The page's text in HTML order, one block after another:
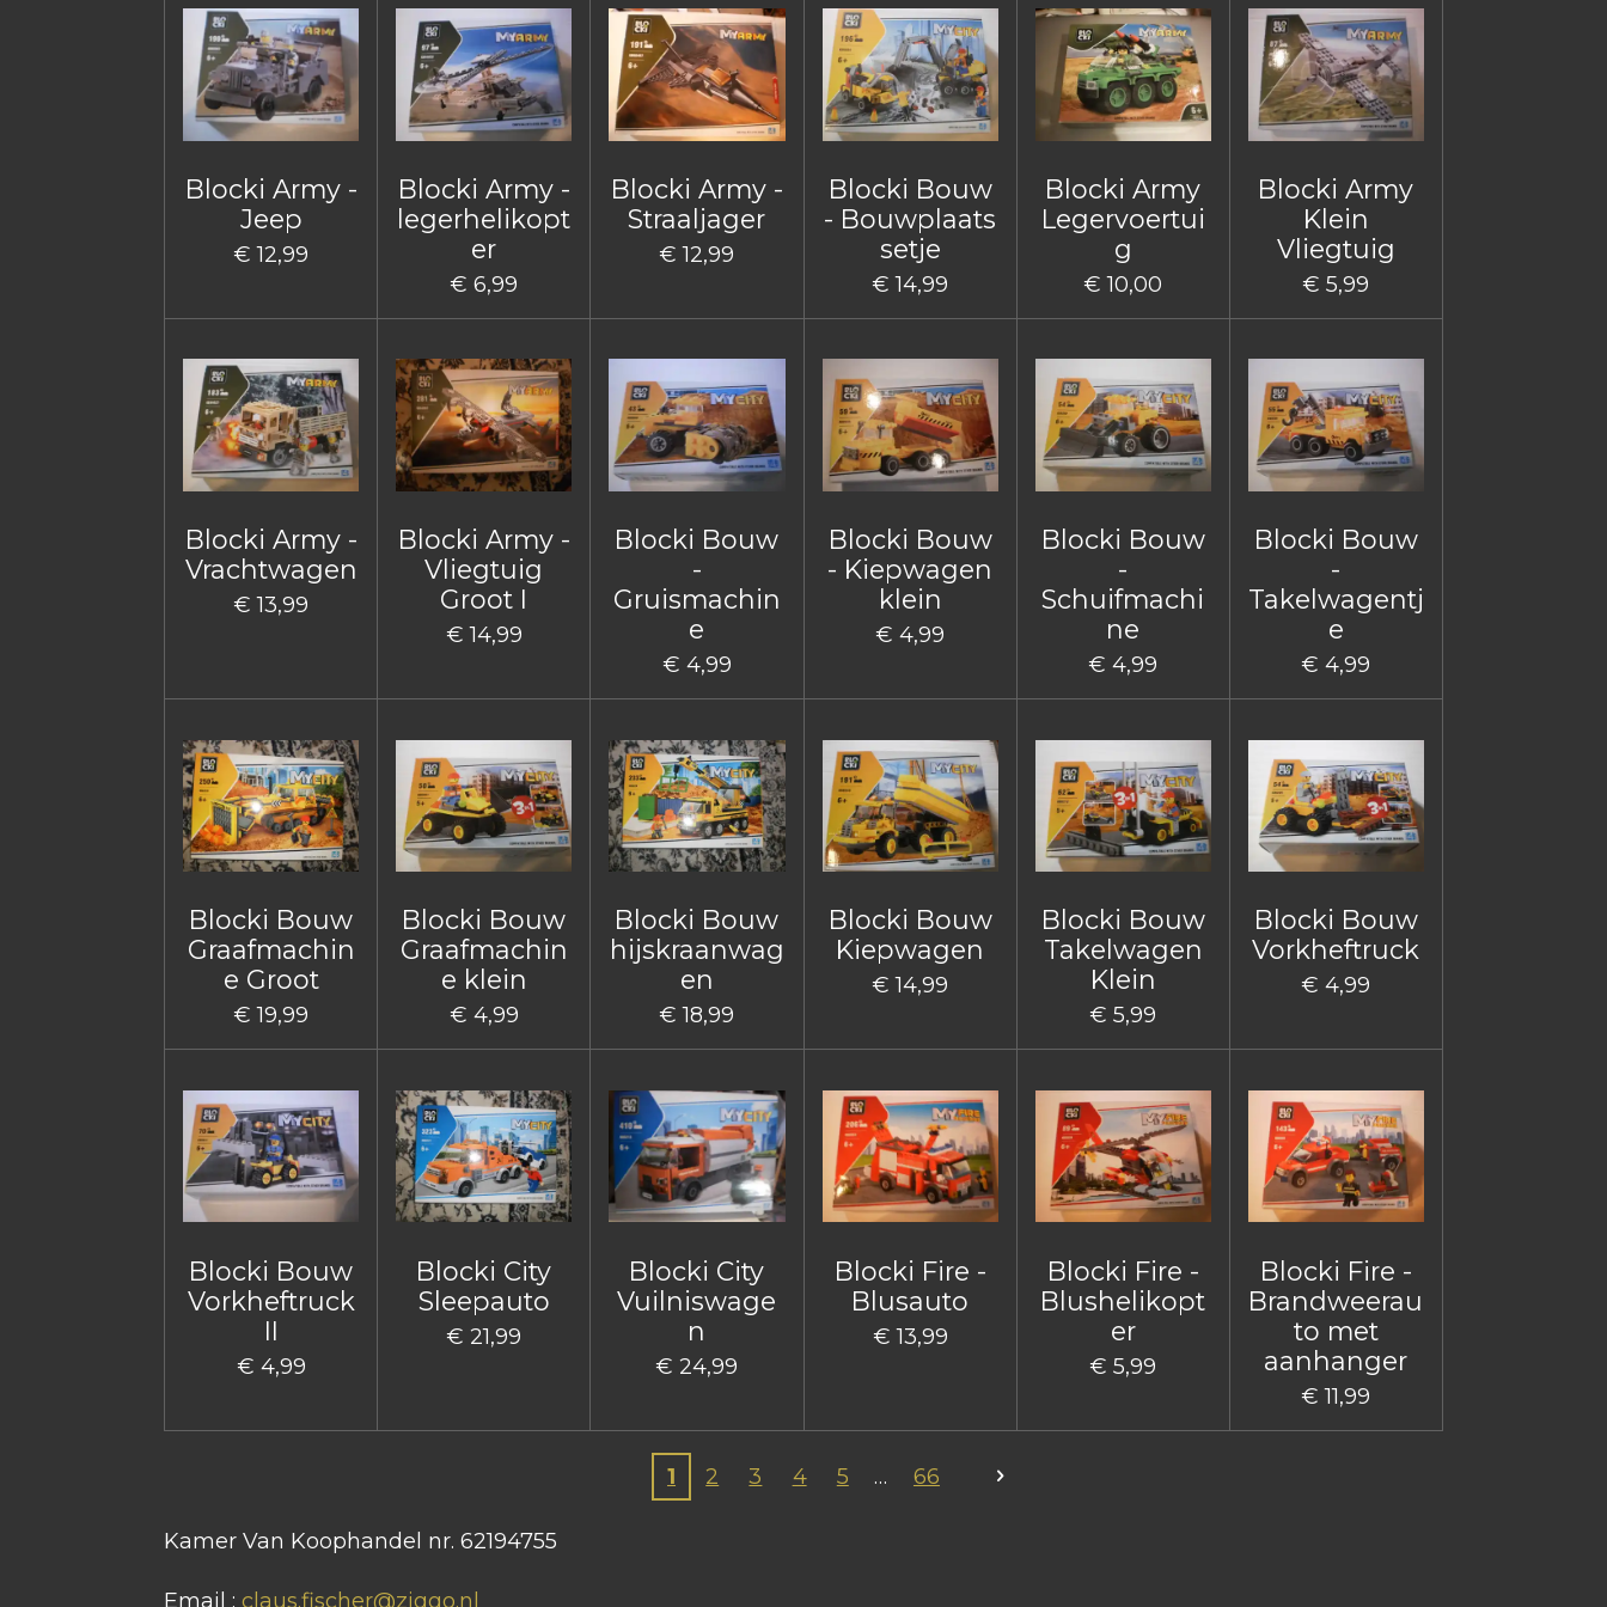
Blocki Army -
Jeep
€ 12,99
Blocki Army -
legerhelikopt
er
€ 6,99
Blocki Army -
Straaljager
€ 12,99
Blocki Bouw
- Bouwplaats
setje
€ 14,99
Blocki Army
Legervoertui
g
€ 10,00
Blocki Army
Klein
Vliegtuig
€ 5,99
Blocki Army -
Vrachtwagen
€ 13,99
Blocki Army -
Vliegtuig
Groot I
€ 14,99
Blocki Bouw
-
Gruismachin
e
€ 4,99
Blocki Bouw
- Kiepwagen
klein
€ 4,99
Blocki Bouw
-
Schuifmachi
ne
€ 4,99
Blocki Bouw
-
Takelwagentj
e
€ 4,99
Blocki Bouw
Graafmachin
e Groot
€ 19,99
Blocki Bouw
Graafmachin
e klein
€ 4,99
Blocki Bouw
hijskraanwag
en
€ 18,99
Blocki Bouw
Kiepwagen
€ 14,99
Blocki Bouw
Takelwagen
Klein
€ 5,99
Blocki Bouw
Vorkheftruck
€ 4,99
Blocki Bouw
Vorkheftruck
II
€ 4,99
Blocki City
Sleepauto
€ 21,99
Blocki City
Vuilniswage
n
€ 24,99
Blocki Fire -
Blusauto
€ 13,99
Blocki Fire -
Blushelikopt
er
€ 5,99
Blocki Fire -
Brandweerau
to met
aanhanger
€ 11,99
1 2 3 4 5 66
Kamer Van Koophandel nr. 62194755
Email : claus.fischer@ziggo.nl